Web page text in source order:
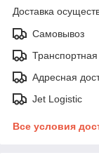
Доставка
Самовывоз
Адресная
Jet Logistic
Все условия